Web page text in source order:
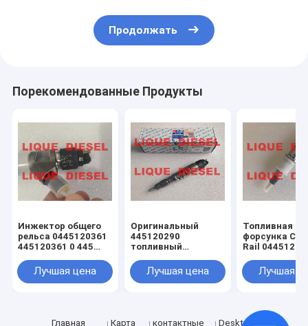
Продолжать
Порекомендованные Продукты
Инжектор общего
рельса 0445120361
445120361 0 445
Лучшая цена
Оригинальный
445120290
топливный
0445120290 0 445
120 290 L4700-
Лучшая цена
Топливная
форсунка
Rail
120 059 0 445
231 для
Лучшая
Главная Карта контактные Desktop